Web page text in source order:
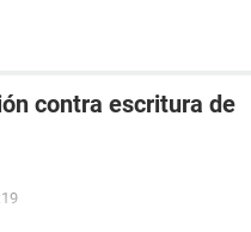
contra escritura de